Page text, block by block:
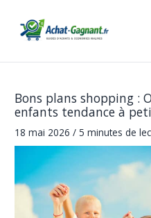
contenu
Bons plans shopping :
enfants tendance à
18 mai 2026/5 minutes de